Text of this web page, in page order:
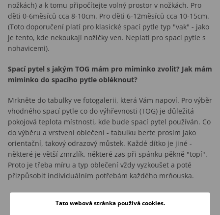
nožkách) a k tomu připočítejte volný prostor v nožkách. Pro
děti 0-6měsíců cca 8-10cm. Pro děti 6-12měsíců cca 10-15cm.
(Toto doporučení platí pro klasické spací pytle typ "vak" - jako
je tento, kde nekoukají nožičky ven. Neplatí pro spací pytle s
nohavicemi).
Spací pytel s jakým TOG mám pro miminko zvolit? Jak mám
miminko do spacího pytle obléknout?
Mrkněte do tabulky ve fotogalerii, která Vám napoví. Pro výběr
vhodného spací pytle co do výhřevnosti (TOG) je důležitá
pokojová teplota místnosti, kde bude spací pytel používán. Co
do výběru a vrstvení oblečení - tabulku berte prosím jako
orientační, takový odrazový můstek. Každé dítko je jiné -
některé je větší zmrzlík, některé zas při spánku pěkně "topí".
Proto je třeba míru a typ oblečení vždy vyzkoušet a poté
přizpůsobit individuálním potřebám každého mrňouska.
Tato webová stránka používá cookies.